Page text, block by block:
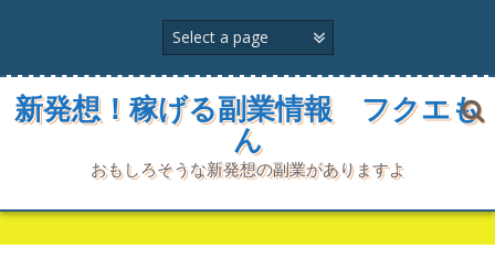
ン
プ
新発想！稼げる副業情報 フクエも
ん
おもしろそうな新発想の副業がありますよ